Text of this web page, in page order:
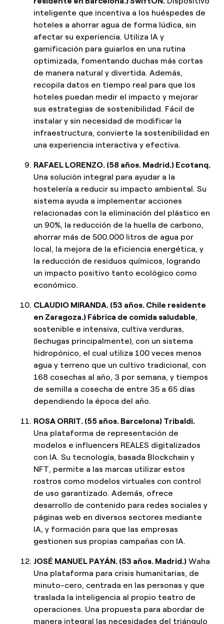
inteligente que incentiva a los huéspedes de
hoteles a ahorrar agua de forma lúdica, sin
afectar su experiencia. Utiliza IA y
gamificación para guiarlos en una rutina
optimizada, fomentando duchas más cortas
de manera natural y divertida. Además,
recopila datos en tiempo real para que los
hoteles puedan medir el impacto y mejorar
sus estrategias de sostenibilidad. Fácil de
instalar y sin necesidad de modificar la
infraestructura, convierte la sostenibilidad en
una experiencia interactiva y efectiva.
RAFAEL LORENZO. (58 años. Madrid.) Ecotanq.
Una solución integral para ayudar a la
hostelería a reducir su impacto ambiental. Su
sistema ayuda a implementar acciones
relacionadas con la eliminación del plástico en
un 90%, la reducción de la huella de carbono,
ahorrar más de 500.000 litros de agua por
local, la mejora de la eficiencia energética, y
la reducción de residuos químicos, logrando
un impacto positivo tanto ecológico como
económico.
CLAUDIO MIRANDA. (53 años. Chile residente
en Zaragoza.) Fábrica de comida saludable,
sostenible e intensiva, cultiva verduras,
(lechugas principalmente), con un sistema
hidropónico, el cual utiliza 100 veces menos
agua y terreno que un cultivo tradicional, con
168 cosechas al año, 3 por semana, y tiempos
de semilla a cosecha de entre 35 a 65 días
dependiendo la época del año.
ROSA ORRIT. (55 años. Barcelona) Tribaldi.
Una plataforma de representación de
modelos e influencers REALES digitalizados
con IA. Su tecnología, basada Blockchain y
NFT, permite a las marcas utilizar estos
rostros como modelos virtuales con control
de uso garantizado. Además, ofrece
desarrollo de contenido para redes sociales y
páginas web en diversos sectores mediante
IA, y formación para que las empresas
gestionen sus propias campañas con IA.
JOSÉ MANUEL PAYÁN. (53 años. Madrid.)Waha
Una plataforma para crisis humanitarias, de
minuto-cero, centrada en las personas y que
traslada la inteligencia al propio teatro de
operaciones. Una propuesta para abordar de
manera integral las necesidades del triángulo